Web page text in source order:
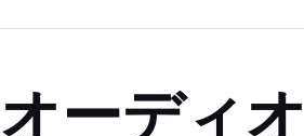
オーディ